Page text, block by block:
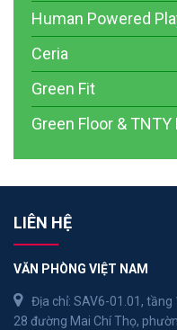
Human Powered
Ceria
Green Fit
Green Floor & TNTY
LIÊN HỆ
VĂN PHÒNG VIỆT NAM
Địa chỉ: SAV6-01.01,
28 đường Mai Chí Thọ,